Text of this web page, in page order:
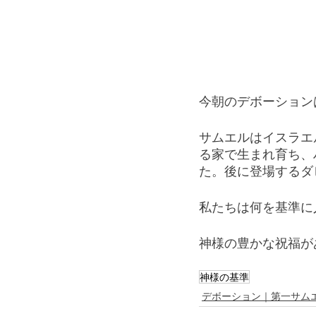
今朝のデボーショ
サムエルはイスラ
る家で生まれ育ち
た。後に登場する
私たちは何を基準
神様の豊かな祝福
神様の基準
デボーション｜第一サム